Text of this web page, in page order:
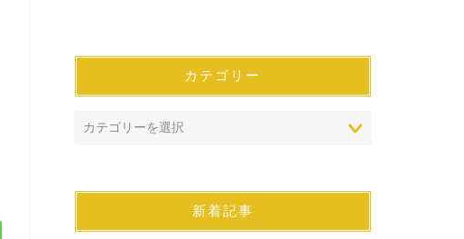
カテゴリー
新着記事